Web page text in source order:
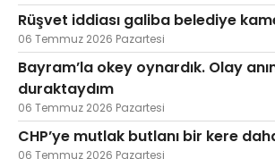
Rüşvet iddiası galiba belediye
06 Temmuz 2026 Pazartesi
Bayram’la okey oynardık. Olay
duraktaydım
06 Temmuz 2026 Pazartesi
CHP’ye mutlak butlanı bir kere
06 Temmuz 2026 Pazartesi